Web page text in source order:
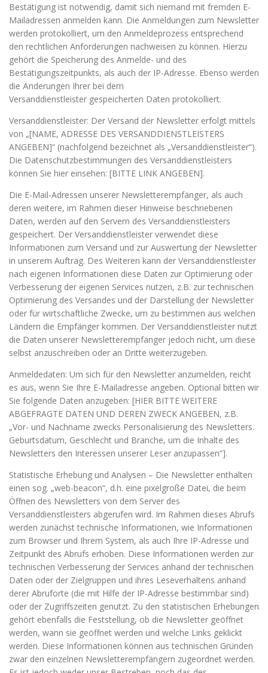
Bestätigung ist notwendig, damit sich niemand mit fremden E-
Mailadressen anmelden kann. Die Anmeldungen zum Newsletter
werden protokolliert, um den Anmeldeprozess entsprechend
den rechtlichen Anforderungen nachweisen zu können. Hierzu
gehört die Speicherung des Anmelde- und des
Bestätigungszeitpunkts, als auch der IP-Adresse. Ebenso werden
die Änderungen Ihrer bei dem
Versanddienstleister gespeicherten Daten protokolliert.
Versanddienstleister: Der Versand der Newsletter erfolgt mittels
von „[NAME, ADRESSE DES VERSANDDIENSTLEISTERS
ANGEBEN]“ (nachfolgend bezeichnet als „Versanddienstleister“).
Die Datenschutzbestimmungen des Versanddienstleisters
können Sie hier einsehen: [BITTE LINK ANGEBEN].
Die E-Mail-Adressen unserer Newsletterempfänger, als auch
deren weitere, im Rahmen dieser Hinweise beschriebenen
Daten, werden auf den Servern des Versanddienstleisters
gespeichert. Der Versanddienstleister verwendet diese
Informationen zum Versand und zur Auswertung der Newsletter
in unserem Auftrag. Des Weiteren kann der Versanddienstleister
nach eigenen Informationen diese Daten zur Optimierung oder
Verbesserung der eigenen Services nutzen, z.B. zur technischen
Optimierung des Versandes und der Darstellung der Newsletter
oder für wirtschaftliche Zwecke, um zu bestimmen aus welchen
Ländern die Empfänger kommen. Der Versanddienstleister nutzt
die Daten unserer Newsletterempfänger jedoch nicht, um diese
selbst anzuschreiben oder an Dritte weiterzugeben.
Anmeldedaten: Um sich für den Newsletter anzumelden, reicht
es aus, wenn Sie Ihre E-Mailadresse angeben. Optional bitten wir
Sie folgende Daten anzugeben: [HIER BITTE WEITERE
ABGEFRAGTE DATEN UND DEREN ZWECK ANGEBEN, z.B.
„Vor- und Nachname zwecks Personalisierung des Newsletters.
Geburtsdatum, Geschlecht und Branche, um die Inhalte des
Newsletters den Interessen unserer Leser anzupassen“].
Statistische Erhebung und Analysen – Die Newsletter enthalten
einen sog. „web-beacon“, d.h. eine pixelgroße Datei, die beim
Öffnen des Newsletters von dem Server des
Versanddienstleisters abgerufen wird. Im Rahmen dieses Abrufs
werden zunächst technische Informationen, wie Informationen
zum Browser und Ihrem System, als auch Ihre IP-Adresse und
Zeitpunkt des Abrufs erhoben. Diese Informationen werden zur
technischen Verbesserung der Services anhand der technischen
Daten oder der Zielgruppen und ihres Leseverhaltens anhand
derer Abruforte (die mit Hilfe der IP-Adresse bestimmbar sind)
oder der Zugriffszeiten genutzt. Zu den statistischen Erhebungen
gehört ebenfalls die Feststellung, ob die Newsletter geöffnet
werden, wann sie geöffnet werden und welche Links geklickt
werden. Diese Informationen können aus technischen Gründen
zwar den einzelnen Newsletterempfängern zugeordnet werden.